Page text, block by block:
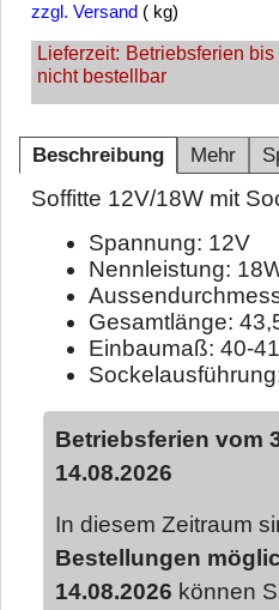
zzgl. Versand kg
Lieferzeit: Betriebsferien
nicht bestellbar
Beschreibung Mehr
Soffitte 12V/18W mit
Spannung: 12V
Nennleistung:
Gesamtlänge:
Einbaumaß: 40-
Betriebsferien vom
14.08.2026
In diesem Zeitraum
Bestellungen
14.08.2026 können